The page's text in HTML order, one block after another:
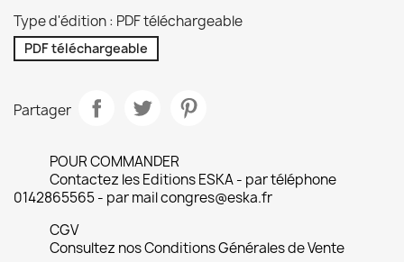
Type d'édition : PDF téléchargeable
PDF téléchargeable
Partager
POUR COMMANDER
Contactez les Editions ESKA - par téléphone
0142865565 - par mail congres@eska.fr
CGV
Consultez nos Conditions Générales de Vente